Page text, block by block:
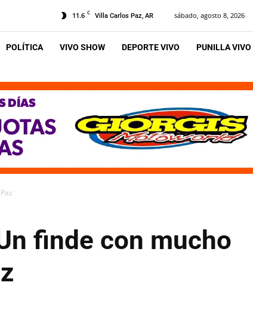
11.6 C Villa Carlos Paz, AR sábado, agosto 8, 2026
POLÍTICA VIVO SHOW DEPORTE VIVO PUNILLA VIVO
finde con mucho